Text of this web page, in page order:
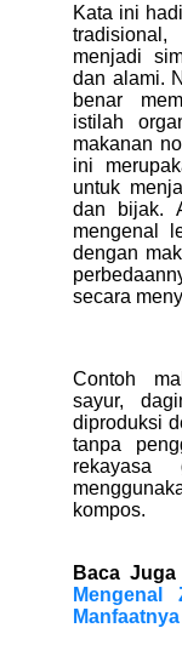
Kata ini
menjadi
dan alami.
benar
istilah
makanan
ini
untuk
dan bijak.
mengenal
dengan
secara
Contoh
sayur,
diproduksi
tanpa
kompos.
Baca
Mengenal